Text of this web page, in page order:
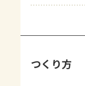
つくり方